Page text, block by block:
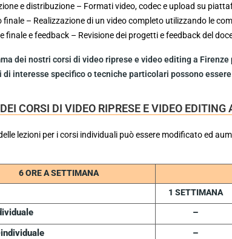
e distribuzione – Formati video, codec e upload su
finale – Realizzazione di un video completo utilizzando le
finale e feedback – Revisione dei progetti e feedback del
dei nostri corsi divideo riprese e video editinga Firenze
di interesse specifico o tecniche particolari possono
CORSI DI VIDEO RIPRESE E VIDEO EDITING
lezioni per i corsi individuali può essere modificato ed
6 ORE A SETTIMANA
1 SETTIMANA
–
–